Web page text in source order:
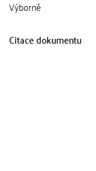
Výborně
Citace dokumentu